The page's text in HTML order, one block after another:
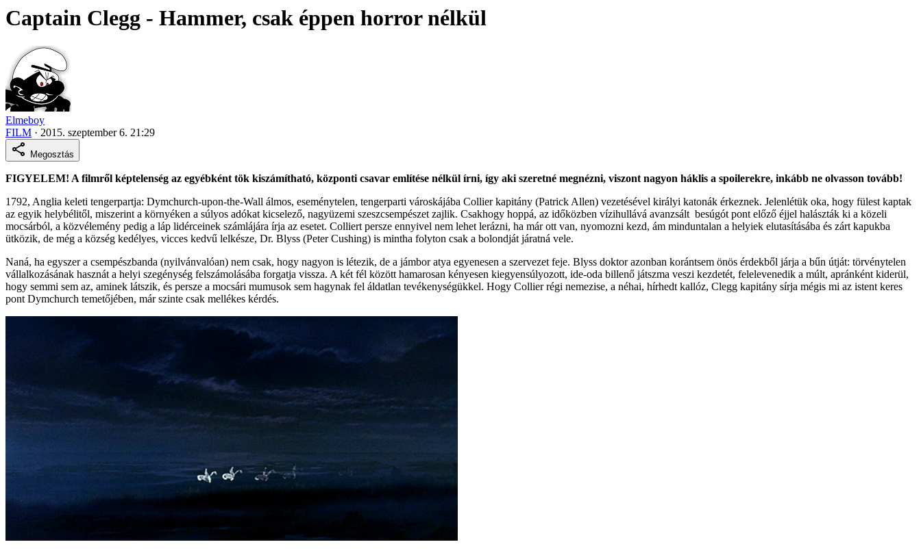
Captain Clegg - Hammer, csak éppen horror nélkül
Elmeboy
FILM · 2015. szeptember 6. 21:29
Megosztás
FIGYELEM! A filmről képtelenség az egyébként tök kiszámítható, központi csavar említése nélkül írni, így aki szeretné megnézni, viszont nagyon háklis a spoilerekre, inkább ne olvasson tovább!
1792, Anglia keleti tengerpartja: Dymchurch-upon-the-Wall álmos, eseménytelen, tengerparti városkájába Collier kapitány (Patrick Allen) vezetésével királyi katonák érkeznek. Jelenlétük oka, hogy fülest kaptak
az egyik helybélitől, miszerint a környéken a súlyos adókat kicselező, nagyüzemi szeszcsempészet zajlik. Csakhogy hoppá, az időközben vízihullává avanzsált besúgót pont előző éjjel halászták ki a közeli
mocsárból, a közvélemény pedig a láp lidérceinek számlájára írja az esetet. Colliert persze ennyivel nem lehet lerázni, ha már ott van, nyomozni kezd, ám minduntalan a helyiek elutasításába és zárt kapukba
ütközik, de még a község kedélyes, vicces kedvű lelkésze, Dr. Blyss (Peter Cushing) is mintha folyton csak a bolondját járatná vele.
Naná, ha egyszer a csempészbanda (nyilvánvalóan) nem csak, hogy nagyon is létezik, de a jámbor atya egyenesen a szervezet feje. Blyss doktor azonban korántsem önös érdekből járja a bűn útját: törvénytelen
vállalkozásának hasznát a helyi szegénység felszámolásába forgatja vissza. A két fél között hamarosan kényesen kiegyensúlyozott, ide-oda billenő játszma veszi kezdetét, felelevenedik a múlt, apránként kiderül,
hogy semmi sem az, aminek látszik, és persze a mocsári mumusok sem hagynak fel áldatlan tevékenységükkel. Hogy Collier régi nemezise, a néhai, hírhedt kallóz, Clegg kapitány sírja mégis mi az istent keres
pont Dymchurch temetőjében, már szinte csak mellékes kérdés.